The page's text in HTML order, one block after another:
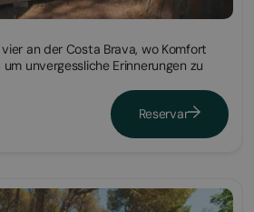
an der Costa Brava, wo Komfort
unvergessliche Erinnerungen zu
Reservar